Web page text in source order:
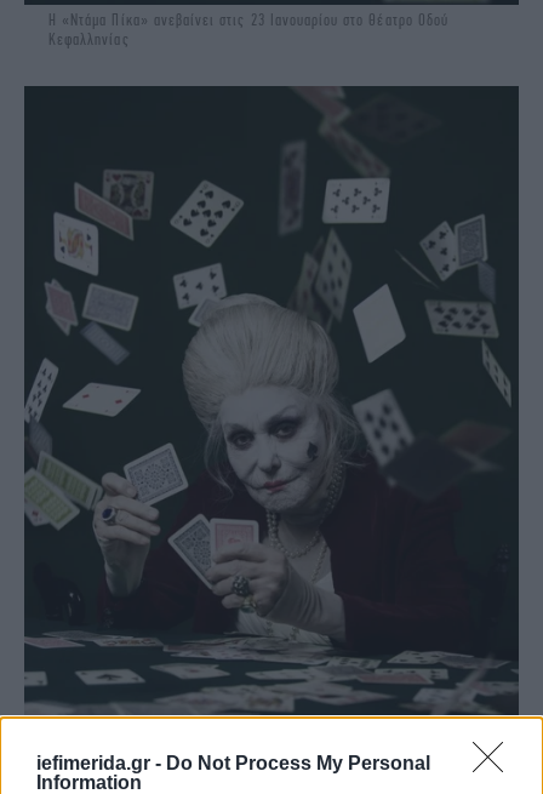
iefimerida.gr - Do Not Process My Personal
Information
Η «Ντάμα Πίκα» ανεβαίνει στις 23 Ιανουαρίου στο Θέατρο Οδού
Κεφαλληνίας